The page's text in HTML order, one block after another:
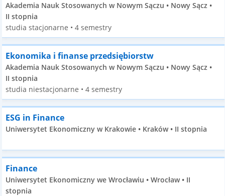
Akademia Nauk Stosowanych w Nowym Sączu • Nowy Sącz •
II stopnia
studia stacjonarne • 4 semestry
Ekonomika i finanse przedsiębiorstw
Akademia Nauk Stosowanych w Nowym Sączu • Nowy Sącz •
II stopnia
studia niestacjonarne • 4 semestry
ESG in Finance
Uniwersytet Ekonomiczny w Krakowie • Kraków • II stopnia
Finance
Uniwersytet Ekonomiczny we Wrocławiu • Wrocław • II
stopnia